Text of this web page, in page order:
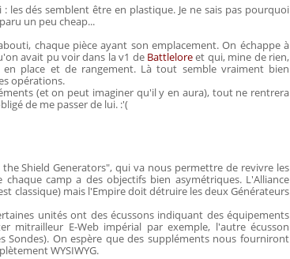
dés semblent être en plastique. Je ne sais pas pourquoi
un peu cheap...
chaque pièce ayant son emplacement. On échappe à
avait pu voir dans la v1 de Battleloreet qui, mine de rien,
place et de rangement. Là tout semble vraiment bien
opérations.
(et on peut imaginer qu'il y en aura), tout ne rentrera
de me passer de lui. :'(
Shield Generators", qui va nous permettre de revivre les
camp a des objectifs bien asymétriques. L'Alliance
classique) mais l'Empire doit détruire les deux Générateurs
unités ont des écussons indiquant des équipements
mitrailleur E-Web impérial par exemple, l'autre écusson
On espère que des suppléments nous fourniront
WYSIWYG.